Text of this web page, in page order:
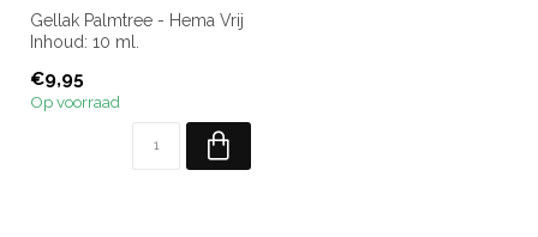
Gellak Palmtree - Hema Vrij
Inhoud: 10 ml.
€9,95
Op voorraad